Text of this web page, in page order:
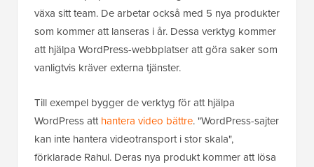
växa sitt team. De arbetar också med 5 nya produkter
som kommer att lanseras i år. Dessa verktyg kommer
att hjälpa WordPress-webbplatser att göra saker som
vanligtvis kräver externa tjänster.
Till exempel bygger de verktyg för att hjälpa
WordPress atthantera video bättre. "WordPress-sajter
kan inte hantera videotransport i stor skala",
förklarade Rahul. Deras nya produkt kommer att lösa